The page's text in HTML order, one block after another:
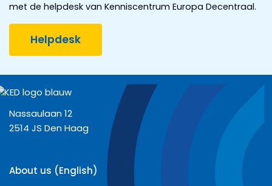
met de helpdesk van Kenniscentrum Europa Decentraal.
Helpdesk
Nassaulaan 12
2514 JS Den Haag
About us (English)